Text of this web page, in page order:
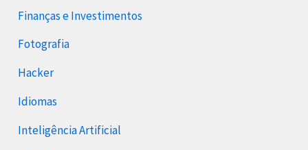
Finanças e Investimentos
Fotografia
Hacker
Idiomas
Inteligência Artificial